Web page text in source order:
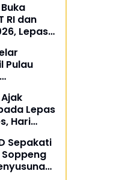
RI dan
Lepas
Pulau
Lepas
Hari
Sepakati
Soppeng